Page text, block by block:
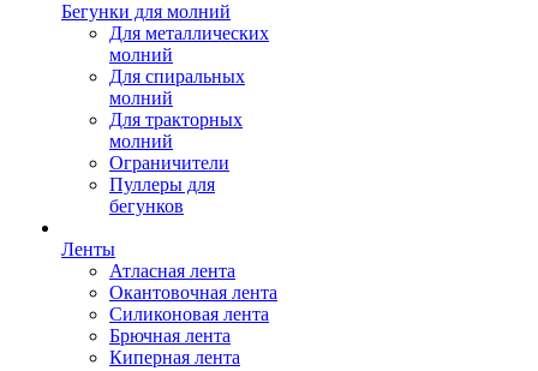
Бегунки для молний
Для металлических
молний
Для спиральных
молний
Для тракторных
молний
Ограничители
Пуллеры для
бегунков
Ленты
Атласная лента
Окантовочная лента
Силиконовая лента
Брючная лента
Киперная лента